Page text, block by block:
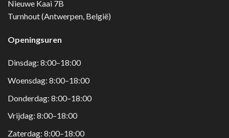
Nieuwe Kaai 7B
Turnhout (Antwerpen, België)
Openingsuren
Dinsdag: 8:00–18:00
Woensdag: 8:00–18:00
Donderdag: 8:00–18:00
Vrijdag: 8:00–18:00
Zaterdag: 8:00–18:00